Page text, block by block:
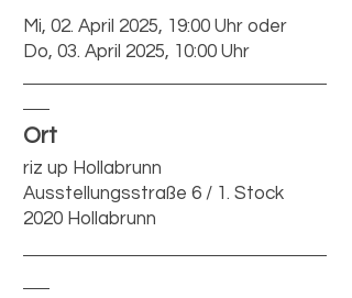
Mi, 02. April 2025, 19:00 Uhr oder
Do, 03. April 2025, 10:00 Uhr
Ort
riz up Hollabrunn
Ausstellungsstraße 6 / 1. Stock
2020 Hollabrunn